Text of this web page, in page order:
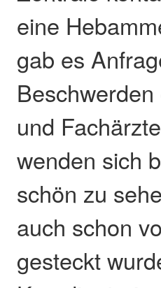
eine
gab es
und
wenden sich
schön zu
auch schon
gesteckt